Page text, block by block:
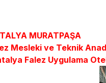
MURATPAŞA
Mesleki ve Teknik
Falez Uygulama